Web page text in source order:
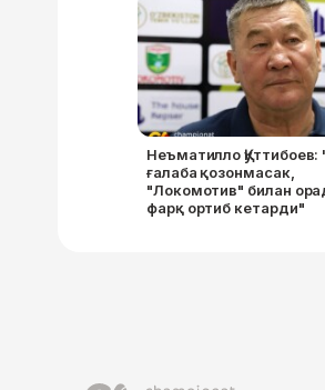
Неъматилло Қуттибоев:
ғалаба қозонмасак,
"Локомотив" билан
фарқ ортиб кетарди"